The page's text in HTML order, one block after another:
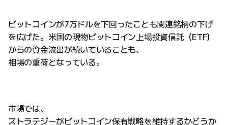
ビットコインが7万ドルを下回ったことも関連銘柄の下げ
を広げた。米国の現物ビットコイン上場投資信託（ETF）
からの資金流出が続いていることも、
相場の重荷となっている。
市場では、
ストラテジーがビットコイン保有戦略を維持するかどうか